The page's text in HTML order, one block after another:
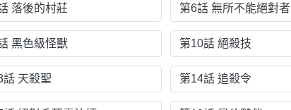
落後的村莊 第6話 無所不能絕對者
黑色級怪獸 第10話 絕殺技
話 天殺聖 第14話 追殺令